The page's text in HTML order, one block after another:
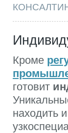
Кроме
готовит
находить